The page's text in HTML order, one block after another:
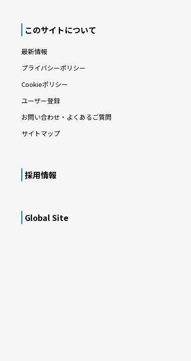
このサイトについて
最新情報
プライバシーポリシー
Cookieポリシー
ユーザー登録
お問い合わせ・よくあるご質問
サイトマップ
採用情報
Global Site